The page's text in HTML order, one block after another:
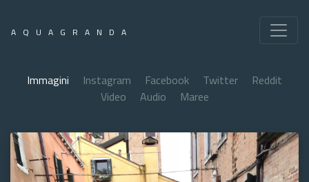
AQUAGRANDA
Immagini Instagram Facebook Twitter
Reddit
Video
Audio Maree